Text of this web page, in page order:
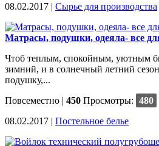
08.02.2017 | Сырье для производства
Матрасы, подушки, одеяла- все
Чтоб теплым, спокойным, уютным
зимний, и в солнечный летний
подушку,...
Повсеместно | 450 Просмотры: 480
08.02.2017 | Постельное белье